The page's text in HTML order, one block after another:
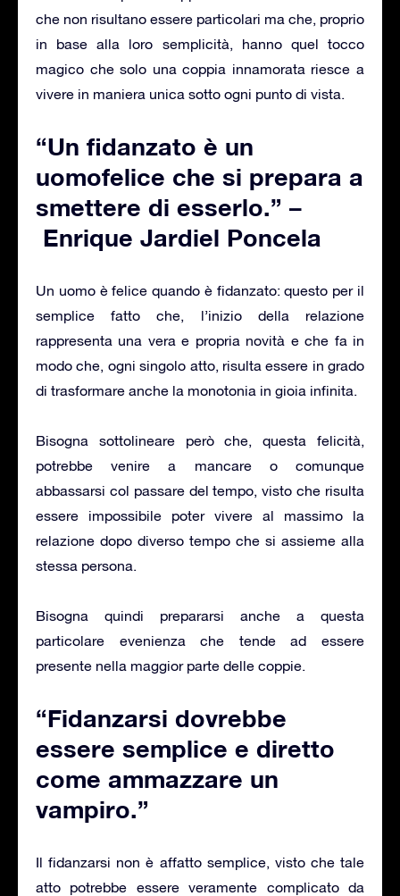
che non risultano essere particolari ma che, proprio
in base alla loro semplicità, hanno quel tocco
magico che solo una coppia innamorata riesce a
vivere in maniera unica sotto ogni punto di vista.
“Un fidanzato è un
uomofelice che si prepara a
smettere di esserlo.” –
Enrique Jardiel Poncela
Un uomo è felice quando è fidanzato: questo per il
semplice fatto che, l’inizio della relazione
rappresenta una vera e propria novità e che fa in
modo che, ogni singolo atto, risulta essere in grado
di trasformare anche la monotonia in gioia infinita.
Bisogna sottolineare però che, questa felicità,
potrebbe venire a mancare o comunque
abbassarsi col passare del tempo, visto che risulta
essere impossibile poter vivere al massimo la
relazione dopo diverso tempo che si assieme alla
stessa persona.
Bisogna quindi prepararsi anche a questa
particolare evenienza che tende ad essere
presente nella maggior parte delle coppie.
“Fidanzarsi dovrebbe
essere semplice e diretto
come ammazzare un
vampiro.”
Il fidanzarsi non è affatto semplice, visto che tale
atto potrebbe essere veramente complicato da